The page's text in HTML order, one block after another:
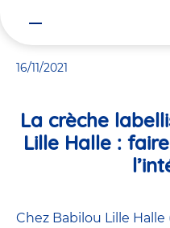
16/11/2021
La crèche
Lille Halle :
Chez Babilou Lille Halle